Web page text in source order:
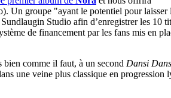
Un groupe "ayant le potentiel pour laisser
Studio afin d’enregistrer les 10
de financement par les fans mis en
bien comme il faut, à un second Dansi Dans
une veine plus classique en progression